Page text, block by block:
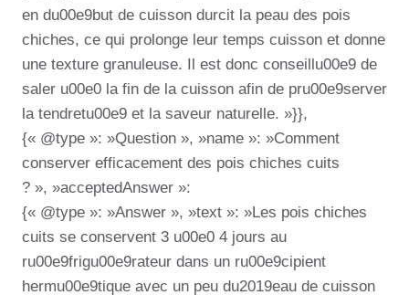
en du00e9but de cuisson durcit la peau des pois
chiches, ce qui prolonge leur temps cuisson et donne
une texture granuleuse. Il est donc conseillu00e9 de
saler u00e0 la fin de la cuisson afin de pru00e9server
la tendretu00e9 et la saveur naturelle. »}},
{« @type »: »Question », »name »: »Comment
conserver efficacement des pois chiches cuits
? », »acceptedAnswer »:
{« @type »: »Answer », »text »: »Les pois chiches
cuits se conservent 3 u00e0 4 jours au
ru00e9frigu00e9rateur dans un ru00e9cipient
hermu00e9tique avec un peu du2019eau de cuisson